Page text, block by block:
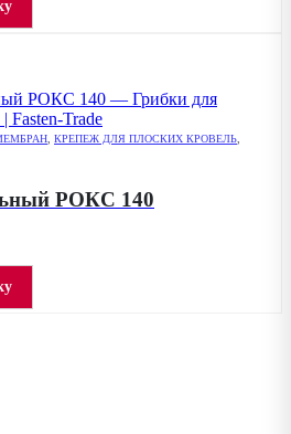
КРЕПЕЖ ДЛЯ ПЛОСКИХ КРОВЕЛЬ
РОКС 140